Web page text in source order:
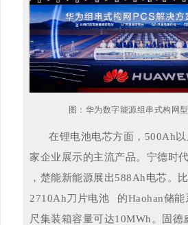
图：华为数字能源组串式构网
在锂电池电芯方面，500Ah
家企业展示的主流产品。宁德时
，楚能新能源展出588Ah电芯。
2710Ah刀片电池
的Haohan储
尺集装箱容量可达10MWh。固德